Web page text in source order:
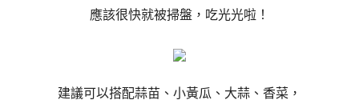
應該很快就被掃盤，吃光光啦！
建議可以搭配蒜苗、小黃瓜、大蒜、香菜，